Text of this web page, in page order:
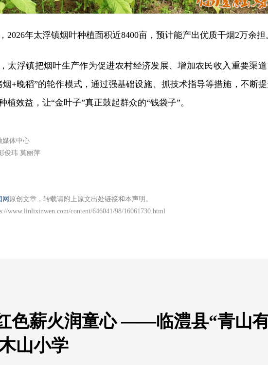
2026年太浮镇烟叶种植面积近8400亩，预计能产出优质干烟2万余担
太浮镇把烟叶生产作为促进农村经济发展、增加农民收入重要渠
烟+晚稻”的轮作模式，通过强基础设施、抓技术指导等措施，不断
植效益，让“金叶子”真正鼓起群众的“钱袋子”。
媒体中心
俊玮 莫丽萍
网 原创文章，转载请附上原文出处链接和本声明。
www.linlixinwen.com/content/646041/98/16061730.html
色薪火润童心 ——临澧县“青山
山小学